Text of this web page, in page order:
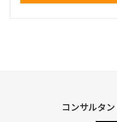
・勝田出張以外の日はリモート
コンサルタ